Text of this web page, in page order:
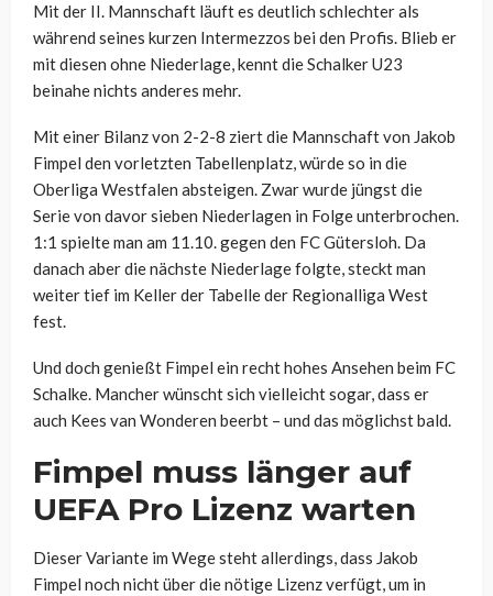
Mit der II. Mannschaft läuft es deutlich schlechter als
während seines kurzen Intermezzos bei den Profis. Blieb er
mit diesen ohne Niederlage, kennt die Schalker U23
beinahe nichts anderes mehr.
Mit einer Bilanz von 2-2-8 ziert die Mannschaft von Jakob
Fimpel den vorletzten Tabellenplatz, würde so in die
Oberliga Westfalen absteigen. Zwar wurde jüngst die
Serie von davor sieben Niederlagen in Folge unterbrochen.
1:1 spielte man am 11.10. gegen den FC Gütersloh. Da
danach aber die nächste Niederlage folgte, steckt man
weiter tief im Keller der Tabelle der Regionalliga West
fest.
Und doch genießt Fimpel ein recht hohes Ansehen beim FC
Schalke. Mancher wünscht sich vielleicht sogar, dass er
auch Kees van Wonderen beerbt – und das möglichst bald.
Fimpel muss länger auf
UEFA Pro Lizenz warten
Dieser Variante im Wege steht allerdings, dass Jakob
Fimpel noch nicht über die nötige Lizenz verfügt, um in